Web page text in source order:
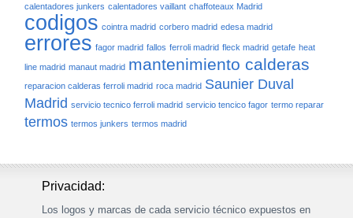
calentadores junkers calentadores vaillant chaffoteaux Madrid
codigos cointra madrid corbero madrid edesa madrid
errores fagor madrid fallos ferroli madrid fleck madrid getafe heat
line madrid manaut madrid mantenimiento calderas
reparacion calderas ferroli madrid roca madrid Saunier Duval
Madrid servicio tecnico ferroli madrid servicio tencico fagor termo reparar
termos termos junkers termos madrid
Privacidad:
Los logos y marcas de cada servicio técnico expuestos en